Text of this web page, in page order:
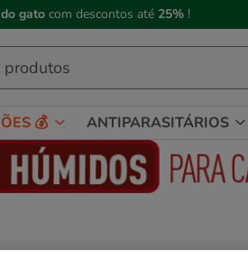
gato com descontos até 25% !
💰 ANTIPARASITÁRIOS